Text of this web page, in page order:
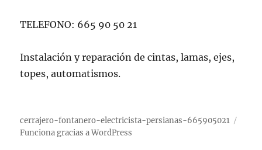
TELEFONO: 665 90 50 21
Instalación y reparación de cintas, lamas, ejes,
topes, automatismos.
cerrajero-fontanero-electricista-persianas-665905021
Funciona gracias a WordPress